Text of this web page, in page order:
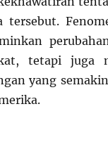
tersebut.
tetapi juga
yang